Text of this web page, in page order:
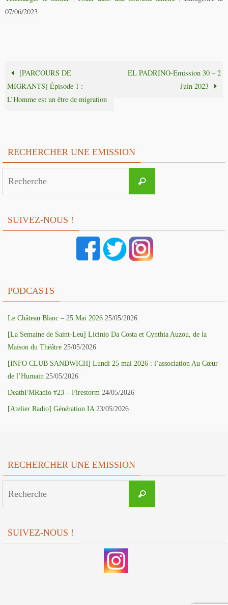
07/06/2023
[PARCOURS DE
MIGRANTS] Épisode 1 :
L’Homme est un être de migration
EL PADRINO-Emission 30 – 2
Juin 2023
RECHERCHER UNE EMISSION
Recherche
SUIVEZ-NOUS !
PODCASTS
Le Château Blanc – 25 Mai 2026 25/05/2026
[La Semaine de Saint-Leu] Licinio Da Costa et Cynthia Auzou, de la
Maison du Théâtre 25/05/2026
[INFO CLUB SANDWICH] Lundi 25 mai 2026 : l’association Au Cœur
de l’Humain 25/05/2026
DeathFMRadio #23 – Firestorm 24/05/2026
[Atelier Radio] Génération IA 23/05/2026
RECHERCHER UNE EMISSION
Recherche
SUIVEZ-NOUS !